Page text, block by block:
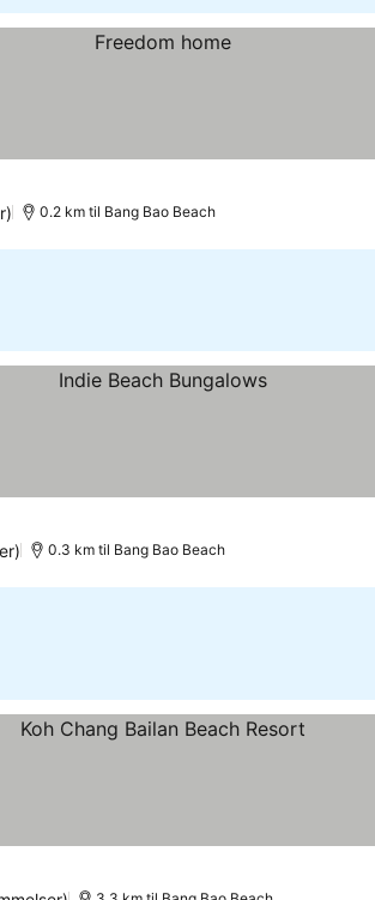
0.2 km til Bang Bao Beach
0.3 km til Bang Bao Beach